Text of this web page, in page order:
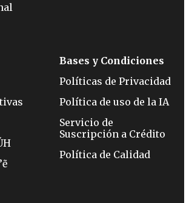
Bases y Condiciones
Políticas de Privacidad
Política de uso de la IA
Servicio de
Suscripción a Crédito
Política de Calidad